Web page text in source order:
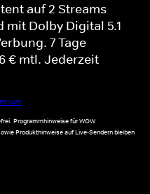
auf 2 Streams
Dolby Digital 5.1
7 Tage
€ mtl. Jederzeit
Programmhinweise für WOW
Produkthinweise auf Live-Sendern bleiben